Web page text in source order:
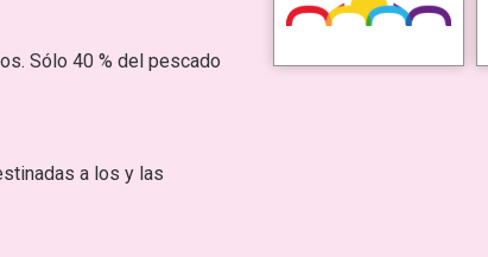
Sólo 40 % del pescado
a los y las